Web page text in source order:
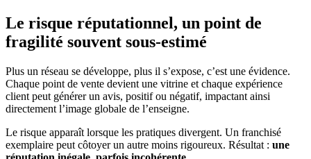
Le risque réputationnel, un point de
fragilité souvent sous-estimé
Plus un réseau se développe, plus il s’expose, c’est une évidence.
Chaque point de vente devient une vitrine et chaque expérience
client peut générer un avis, positif ou négatif, impactant ainsi
directement l’image globale de l’enseigne.
Le risque apparaît lorsque les pratiques divergent. Un franchisé
exemplaire peut côtoyer un autre moins rigoureux. Résultat : une